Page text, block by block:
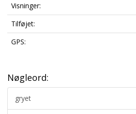
Visninger:
Tilføjet:
GPS:
Nøgleord:
gryet